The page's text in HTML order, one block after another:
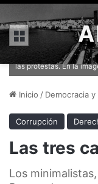
Menú
El gobierno de
las protestas. En la
Inicio / Democracia
Corrupción
Las tres
Los